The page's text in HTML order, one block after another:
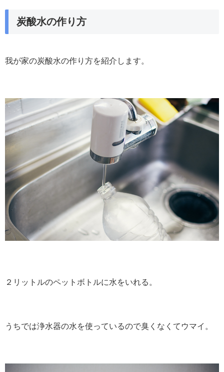
炭酸水の作り方
我が家の炭酸水の作り方を紹介します。
２リットルのペットボトルに水をいれる。
うちでは浄水器の水を使っているので臭くなくてウマイ。